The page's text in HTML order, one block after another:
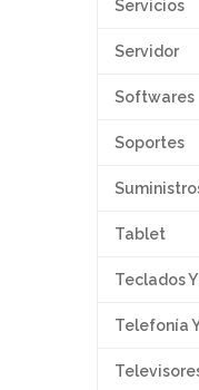
Servicios
Servidor
Softwares
Soportes
Tablet
Teclados
Telefonía